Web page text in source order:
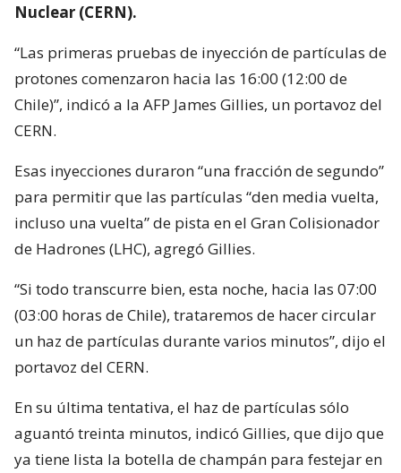
Nuclear (CERN).
“Las primeras pruebas de inyección de partículas de
protones comenzaron hacia las 16:00 (12:00 de
Chile)”, indicó a la AFP James Gillies, un portavoz del
CERN.
Esas inyecciones duraron “una fracción de segundo”
para permitir que las partículas “den media vuelta,
incluso una vuelta” de pista en el Gran Colisionador
de Hadrones (LHC), agregó Gillies.
“Si todo transcurre bien, esta noche, hacia las 07:00
(03:00 horas de Chile), trataremos de hacer circular
un haz de partículas durante varios minutos”, dijo el
portavoz del CERN.
En su última tentativa, el haz de partículas sólo
aguantó treinta minutos, indicó Gillies, que dijo que
ya tiene lista la botella de champán para festejar en